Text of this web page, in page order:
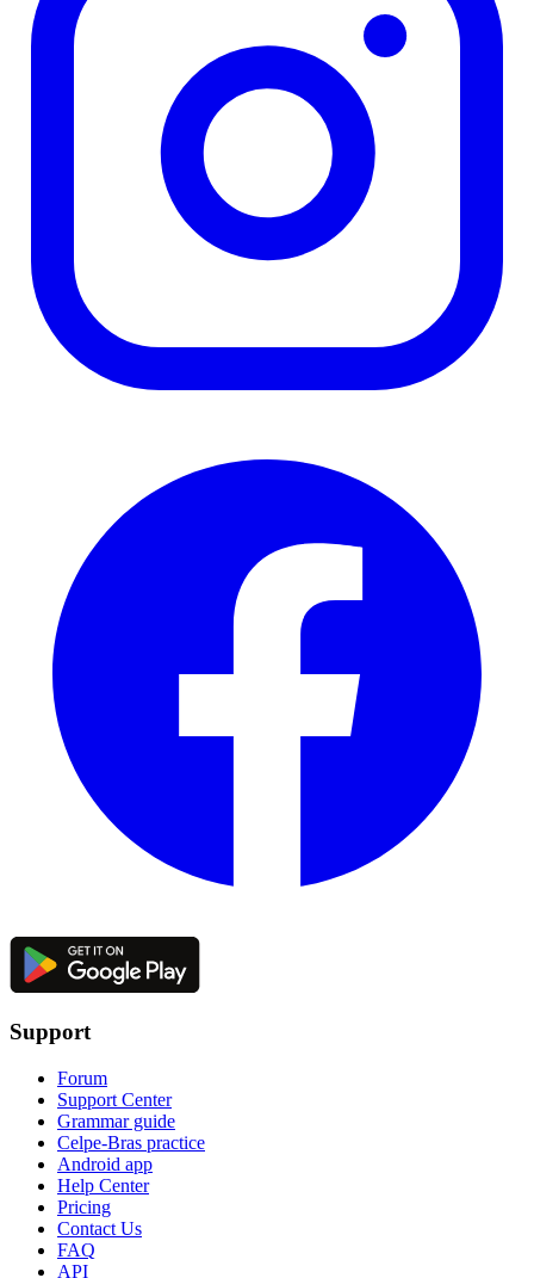
Support
Forum
Support Center
Grammar guide
Celpe-Bras practice
Android app
Help Center
Pricing
Contact Us
FAQ
API